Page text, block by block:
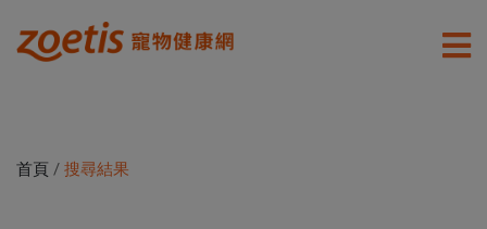
首頁 / 搜尋結果